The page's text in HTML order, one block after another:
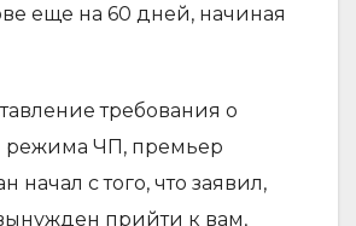
еще на 60 дней, начиная
требования о
режима ЧП, премьер
начал с того, что заявил,
прийти к вам,